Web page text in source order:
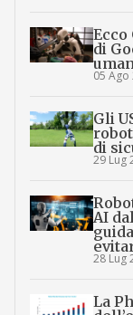
Ecco
di
05 Ago
Gli
di
29 Lug
AI
28 Lug
La